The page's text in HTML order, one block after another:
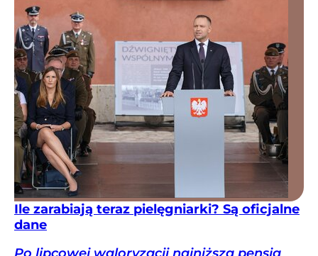
Ile zarabiają teraz pielęgniarki? Są oficjalne
dane